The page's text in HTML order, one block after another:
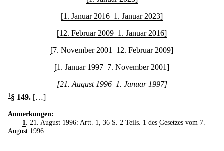
[1. Januar 2016–1. Januar 2023]
[12. Februar 2009–1. Januar 2016]
[7. November 2001–12. Februar 2009]
[1. Januar 1997–7. November 2001]
[21. August 1996–1. Januar 1997]
1 § 149. […]
Anmerkungen:
1
. 21. August 1996: Artt. 1, 36 S. 2 Teils. 1 des Gesetzes vom 7.
August 1996